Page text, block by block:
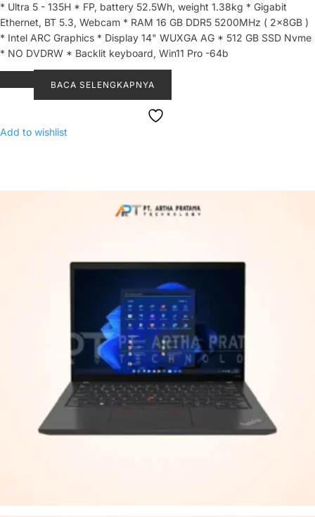
* Ultra 5 - 135H * FP, battery 52.5Wh, weight 1.38kg * Gigabit
Ethernet, BT 5.3, Webcam * RAM 16 GB DDR5 5200MHz ( 2x8GB )
* Intel ARC Graphics * Display 14" WUXGA AG * 512 GB SSD Nvme
* NO DVDRW * Backlit keyboard, Win11 Pro -64b
BACA SELENGKAPNYA
Add to wishlist